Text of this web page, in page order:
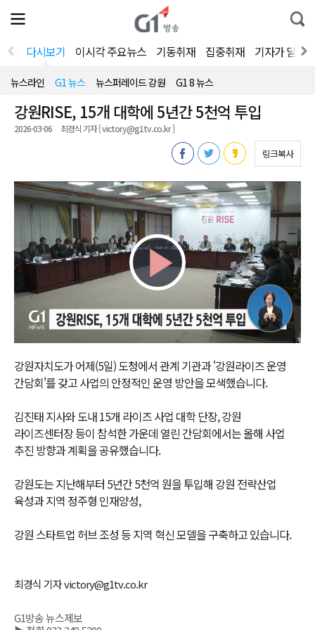
전
체
뉴
열
통
합
색
다시보기 이시각 주요뉴스 기동취재 집중취재 기자가 달려
뉴스라인 G1 뉴스 뉴스퍼레이드 강원 G1 8 뉴스
강원RISE, 15개 대학에 5년간 5천억 투입
2026-03-06 최경식 기자 [ victory@g1tv.co.kr ]
링크복사
Play
Video
강원자치도가 어제(5일) 도청에서 관계 기관과 '강원라이즈 운영
간담회'를 갖고 사업의 안정적인 운영 방안을 모색했습니다.
김진태 지사와 도내 15개 라이즈 사업 대학 단장, 강원
라이즈센터장 등이 참석한 가운데 열린 간담회에서는 올해 사업
추진 방향과 계획을 공유했습니다.
강원도는 지난해부터 5년간 5천억 원을 투입해 강원 전략산업
육성과 지역 정주형 인재양성,
강원 스타트업 허브 조성 등 지역 혁신 모델을 구축하고 있습니다.
최경식 기자 victory@g1tv.co.kr
G1방송 뉴스제보